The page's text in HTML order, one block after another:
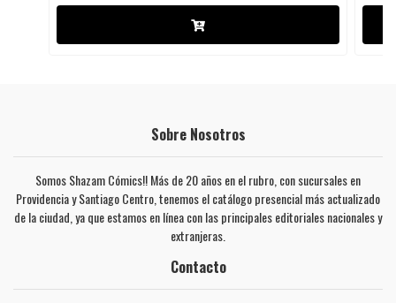
Sobre Nosotros
Somos Shazam Cómics!! Más de 20 años en el rubro, con sucursales en
Providencia y Santiago Centro, tenemos el catálogo presencial más actualizado
de la ciudad, ya que estamos en línea con las principales editoriales nacionales y
extranjeras.
Contacto